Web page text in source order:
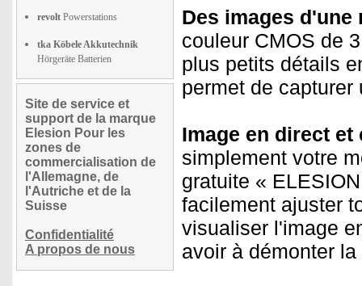
revolt Powerstations
tka Köbele Akkutechnik
Hörgeräte Batterien
Site de service et
support de la marque
Elesion Pour les
zones de
commercialisation de
l'Allemagne, de
l'Autriche et de la
Suisse
Confidentialité
A propos de nous
Des images
couleur CMOS de
plus petits détails
permet de
Image en direct
simplement votre
gratuite «
facilement ajuster
visualiser l'image
avoir à démonter